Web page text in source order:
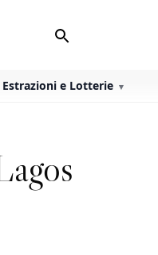
Estrazioni e Lotterie